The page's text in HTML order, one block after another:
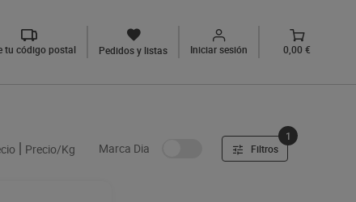
tu código postal Pedidos y listas Iniciar sesión 0,00 €
Precio/Kg Marca Dia Filtros
1